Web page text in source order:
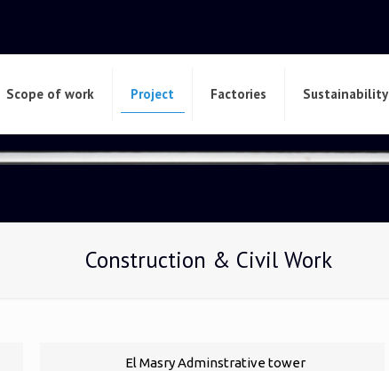
Scope of work Project Factories Sustainability
Construction & Civil Work
El Masry Adminstrative tower